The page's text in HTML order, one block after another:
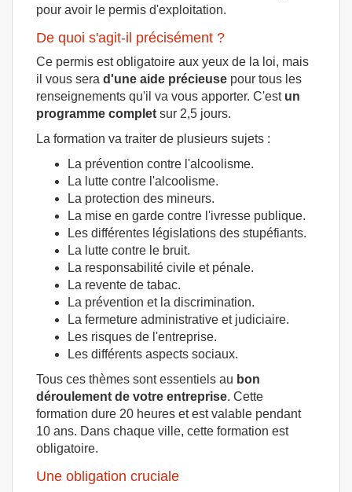
pour avoir le permis d'exploitation.
De quoi s'agit-il précisément ?
Ce permis est obligatoire aux yeux de la loi, mais
il vous sera d'une aide précieuse pour tous les
renseignements qu'il va vous apporter. C'estun
programme complet sur 2,5 jours.
La formation va traiter de plusieurs sujets :
La prévention contre l'alcoolisme.
La lutte contre l'alcoolisme.
La protection des mineurs.
La mise en garde contre l'ivresse publique.
Les différentes législations des stupéfiants.
La lutte contre le bruit.
La responsabilité civile et pénale.
La revente de tabac.
La prévention et la discrimination.
La fermeture administrative et judiciaire.
Les risques de l'entreprise.
Les différents aspects sociaux.
Tous ces thèmes sont essentiels au bon
déroulement de votre entreprise. Cette
formation dure 20 heures et est valable pendant
10 ans. Dans chaque ville, cette formation est
obligatoire.
Une obligation cruciale